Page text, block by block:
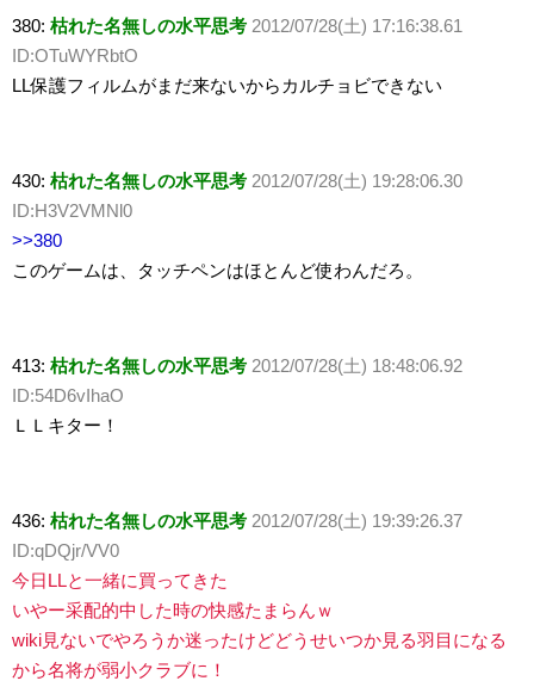
380: 枯れた名無しの水平思考 2012/07/28(土) 17:16:38.61
ID:OTuWYRbtO
LL保護フィルムがまだ来ないからカルチョビできない
430: 枯れた名無しの水平思考 2012/07/28(土) 19:28:06.30
ID:H3V2VMNl0
>>380
このゲームは、タッチペンはほとんど使わんだろ。
413: 枯れた名無しの水平思考 2012/07/28(土) 18:48:06.92
ID:54D6vIhaO
ＬＬキター！
436: 枯れた名無しの水平思考 2012/07/28(土) 19:39:26.37
ID:qDQjr/VV0
今日LLと一緒に買ってきた
いやー采配的中した時の快感たまらんｗ
wiki見ないでやろうか迷ったけどどうせいつか見る羽目になる
から名将が弱小クラブに！